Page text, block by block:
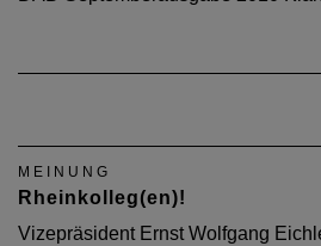
MEINUNG
Rheinkolleg(en)!
Vizepräsident Ernst Wolfgang